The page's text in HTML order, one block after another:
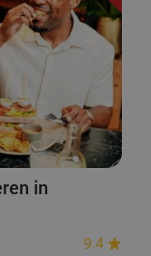
in
9.4